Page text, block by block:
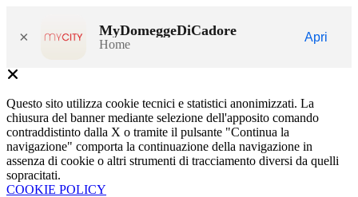
× MyDomeggeDiCadore
Home
Apri
Questo sito utilizza cookie tecnici e statistici anonimizzati. La
chiusura del banner mediante selezione dell'apposito comando
contraddistinto dalla X o tramite il pulsante "Continua la
navigazione" comporta la continuazione della navigazione in
assenza di cookie o altri strumenti di tracciamento diversi da quelli
sopracitati.
COOKIE POLICY